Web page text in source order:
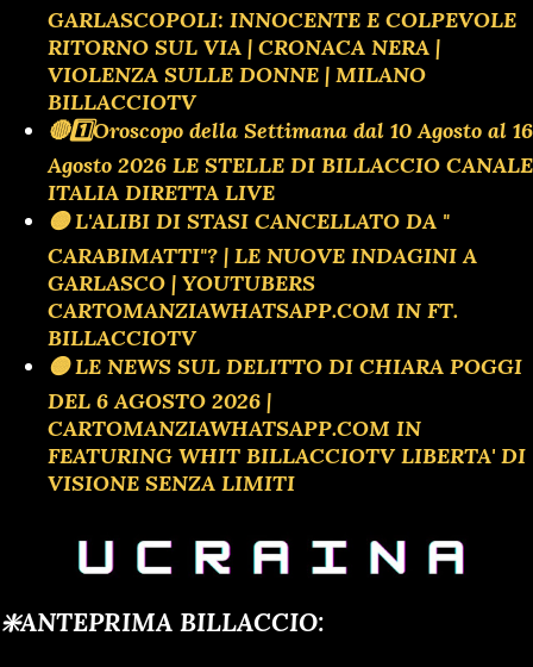
GARLASCOPOLI: INNOCENTE E COLPEVOLE
RITORNO SUL VIA | CRONACA NERA |
VIOLENZA SULLE DONNE | MILANO
BILLACCIOTV
🔴1️⃣Oroscopo della Settimana dal 10 Agosto al 16
Agosto 2026 LE STELLE DI BILLACCIO CANALE
ITALIA DIRETTA LIVE
🟡 L'ALIBI DI STASI CANCELLATO DA "
CARABIMATTI"? | LE NUOVE INDAGINI A
GARLASCO | YOUTUBERS
CARTOMANZIAWHATSAPP.COM IN FT.
BILLACCIOTV
🟡 LE NEWS SUL DELITTO DI CHIARA POGGI
DEL 6 AGOSTO 2026 |
CARTOMANZIAWHATSAPP.COM IN
FEATURING WHIT BILLACCIOTV LIBERTA' DI
VISIONE SENZA LIMITI
❇️ANTEPRIMA BILLACCIO: